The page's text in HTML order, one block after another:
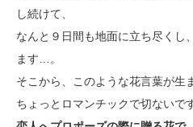
し続けて、
なんと９日間も地面に立ち尽くし
ます…。
そこから、このような花言葉が生
ちょっとロマンチックで切ないで